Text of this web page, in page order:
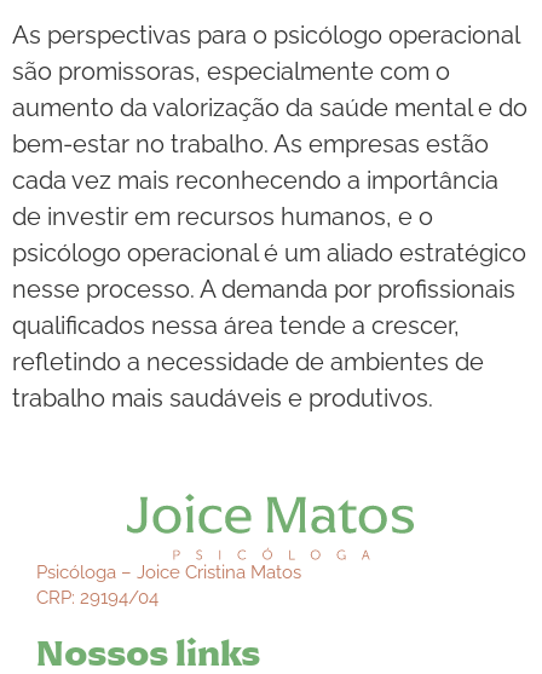
As perspectivas para o psicólogo operacional
são promissoras, especialmente com o
aumento da valorização da saúde mental e do
bem-estar no trabalho. As empresas estão
cada vez mais reconhecendo a importância
de investir em recursos humanos, e o
psicólogo operacional é um aliado estratégico
nesse processo. A demanda por profissionais
qualificados nessa área tende a crescer,
refletindo a necessidade de ambientes de
trabalho mais saudáveis e produtivos.
Psicóloga – Joice Cristina Matos
CRP: 29194/04
Nossos links